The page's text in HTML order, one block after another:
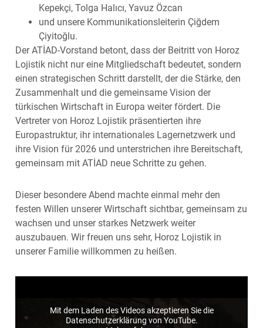
Kepekçi, Tolga Halıcı, Yavuz Özcan
und unsere Kommunikationsleiterin Çiğdem
Çiyitoğlu.
Der ATİAD-Vorstand betont, dass der Beitritt von Horoz
Lojistik nicht nur eine Mitgliedschaft bedeutet, sondern
einen strategischen Schritt darstellt, der die Stärke, den
Zusammenhalt und die gemeinsame Vision der
türkischen Wirtschaft in Europa weiter fördert. Die
Vertreter von Horoz Lojistik präsentierten ihre
Europastruktur, ihr internationales Lagernetzwerk und
ihre Vision für 2026 und unterstrichen ihre Bereitschaft,
gemeinsam mit ATİAD neue Schritte zu gehen.
Dieser besondere Abend machte einmal mehr den
festen Willen unserer Wirtschaft sichtbar, gemeinsam zu
wachsen und unser starkes Netzwerk weiter
auszubauen. Wir freuen uns sehr, Horoz Lojistik in
unserer Familie willkommen zu heißen.
Mit dem Laden des Videos akzeptieren Sie die
Datenschutzerklärung von YouTube.